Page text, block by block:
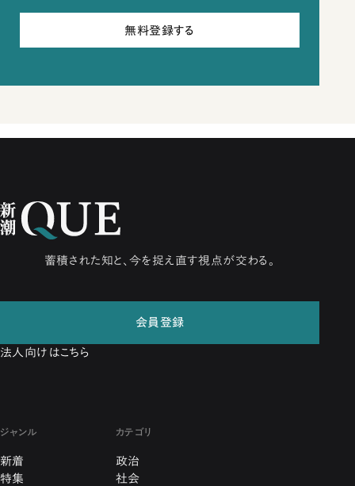
無料登録する
蓄積された知と、今を捉え直す視点が交わる。
会員登録
法人向けはこちら
ジャンル
新着
特集
カテゴリ
政治
社会